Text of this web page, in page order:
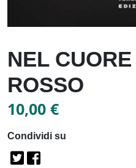
NEL
ROSSO
10,00 €
Condividi su